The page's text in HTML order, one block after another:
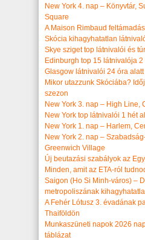
New York 4. nap – Könyvtár,
Square
A Maison Rimbaud
Skócia kihagyhatatlan
Skye sziget top látnivalói és
Edinburgh top 15 látnivalója 2
Glasgow látnivalói 24 óra alatt
Mikor utazzunk Skóciába?
szezon
New York 3. nap – High Line,
New York top látnivalói 1 hét
New York 1. nap – Harlem,
New York 2. nap –
Greenwich Village
Új beutazási szabályok az
Minden, amit az ETA-ról
Saigon (Ho Si Minh-város) –
metropoliszának
A Fehér Lótusz 3. évadának
Thaiföldön
Munkaszüneti napok 2026
táblázat